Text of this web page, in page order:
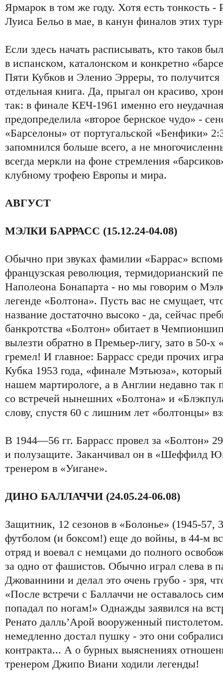
Ярмарок в том же году. Хотя есть тонкость -
Луиса Бельо в мае, в канун финалов этих
Если здесь начать расписывать, кто таков
в испанском, каталонском и конкретно
Пяти Кубков и Эленио Эрреры, то получится
отдельная книга. Да, прыгал он красиво,
так: в финале КЕЧ-1961 именно его
предопределила «второе бернское чудо» -
«Барселоны» от португальской «Бенфики»
запомнился больше всего, а не
всегда меркли на фоне стремления
клубному трофею Европы и мира.
АВГУСТ
МЭЛКИ БАРРАСС (15.12.24-04.08)
Обычно при звуках фамилии «Баррас»
французская революция, термидорианский
Наполеона Бонапарта - но мы говорим о
легенде «Болтона». Пусть вас не смущает,
название достаточно высоко - да, сейчас
банкротства «Болтон» обитает в
вылезти обратно в Премьер-лигу, зато в 50-х
гремел! И главное: Баррасс среди прочих
Кубка 1953 года, «финале Мэтьюза»,
нашем мартирологе, а в Англии недавно так
со встречей нынешних «Болтона» и
слову, спустя 60 с лишним лет «болтонцы»
В 1944—56 гг. Баррасс провел за «Болтон»
и полузащите. Заканчивал он в «Шеффилд
тренером в «Уигане».
ДИНО БАЛЛАЧЧИ (24.05.24-06.08)
Защитник, 12 сезонов в «Болонье» (1945-57,
футболом (и боксом!) еще до войны, в 44-м
отряд и воевал с немцами до полного
за одно от фашистов. Обычно играл слева в
Джованнини и делал это очень грубо - зря,
«После встречи с Баллаччи не оставалось
попадал по ногам!» Однажды заявился на
Ренато далль’Арой вооруженный
немедленно достал пушку - это они
контракта... А о бурных выяснениях
тренером Джипо Виани ходили легенды!